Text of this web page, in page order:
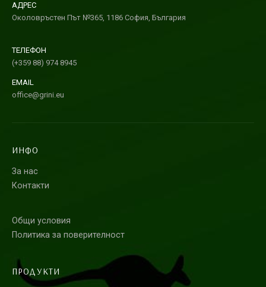
АДРЕС
Околовръстен Път №365, 1186 София, България
ТЕЛЕФОН
(+359 88) 974 8945
EMAIL
office@grini.eu
ИНФО
За нас
Контакти
Общи условия
Политика за поверителност
ПРОДУКТИ